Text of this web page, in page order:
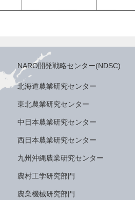
NARO開発戦略センター(NDSC)
北海道農業研究センター
東北農業研究センター
中日本農業研究センター
西日本農業研究センター
九州沖縄農業研究センター
農村工学研究部門
農業機械研究部門